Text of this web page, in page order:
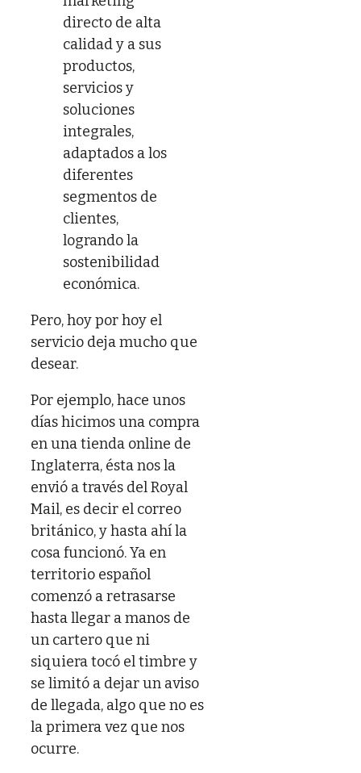
directo de alta
calidad y a sus
productos,
servicios y
soluciones
integrales,
adaptados a los
diferentes
segmentos de
clientes,
logrando la
sostenibilidad
económica.
Pero, hoy por hoy el
servicio deja mucho que
desear.
Por ejemplo, hace unos
días hicimos una compra
en una tienda online de
Inglaterra, ésta nos la
envió a través del Royal
Mail, es decir el correo
británico, y hasta ahí la
cosa funcionó. Ya en
territorio español
comenzó a retrasarse
hasta llegar a manos de
un cartero que ni
siquiera tocó el timbre y
se limitó a dejar un aviso
de llegada, algo que no es
la primera vez que nos
ocurre.